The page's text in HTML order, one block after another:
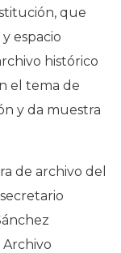
que
espacio
histórico
el tema de
y da muestra
de archivo del